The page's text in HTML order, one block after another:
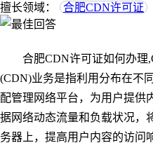
擅长领域： 合肥CDN许可证
合肥CDN许可证如何办理
(CDN)业务是指利用分布在不
配管理网络平台，为用户提供
据网络动态流量和负载状况，
务器上，提高用户内容的访问